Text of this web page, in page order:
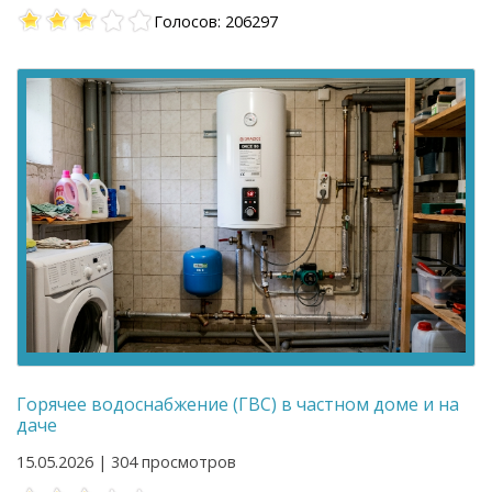
Голосов: 206297
Горячее водоснабжение (ГВС) в частном доме и на
даче
15.05.2026 | 304 просмотров